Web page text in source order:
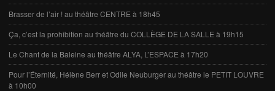
Brasser de l’air ! au théâtre CENTRE à 18h45
Ça, c’est la prohibition au théâtre du COLLÈGE DE LA SALLE à 19h15
Le Chant de la Baleine au théâtre ALYA, L’ESPACE à 17h20
Pour l’Éternité, Hélène Berr et Odile Neuburger au théâtre le PETIT LOUVRE
à 10h00